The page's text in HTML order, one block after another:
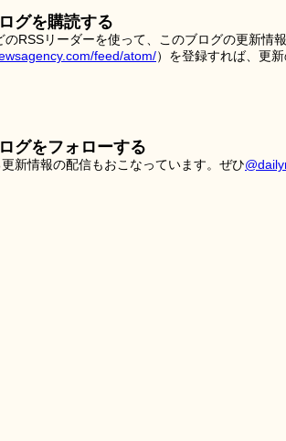
グを購読する
RSSリーダーを使って、このブログの更新情
feed/atom/）を登録すれば、更
グをフォローする
新情報の配信もおこなっています。ぜひ